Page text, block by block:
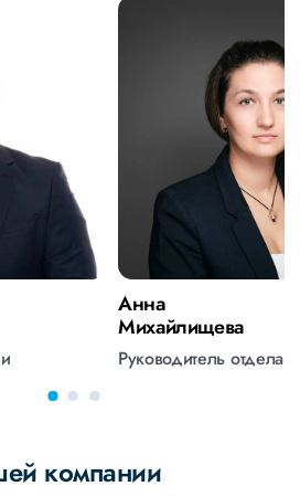
Анна
Михайлищева
Руководитель отдела
компании